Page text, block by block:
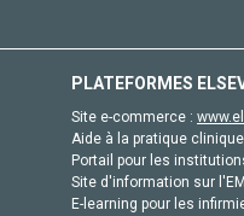
PLATEFORMES
Site e-commerce :
Aide à la pratique
Portail pour les
Site d'information sur
E-learning pour les